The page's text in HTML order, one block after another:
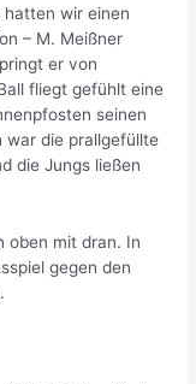
hatten wir einen
– M. Meißner
er von
fliegt gefühlt eine
seinen
war die prallgefüllte
die Jungs ließen
oben mit dran. In
gegen den